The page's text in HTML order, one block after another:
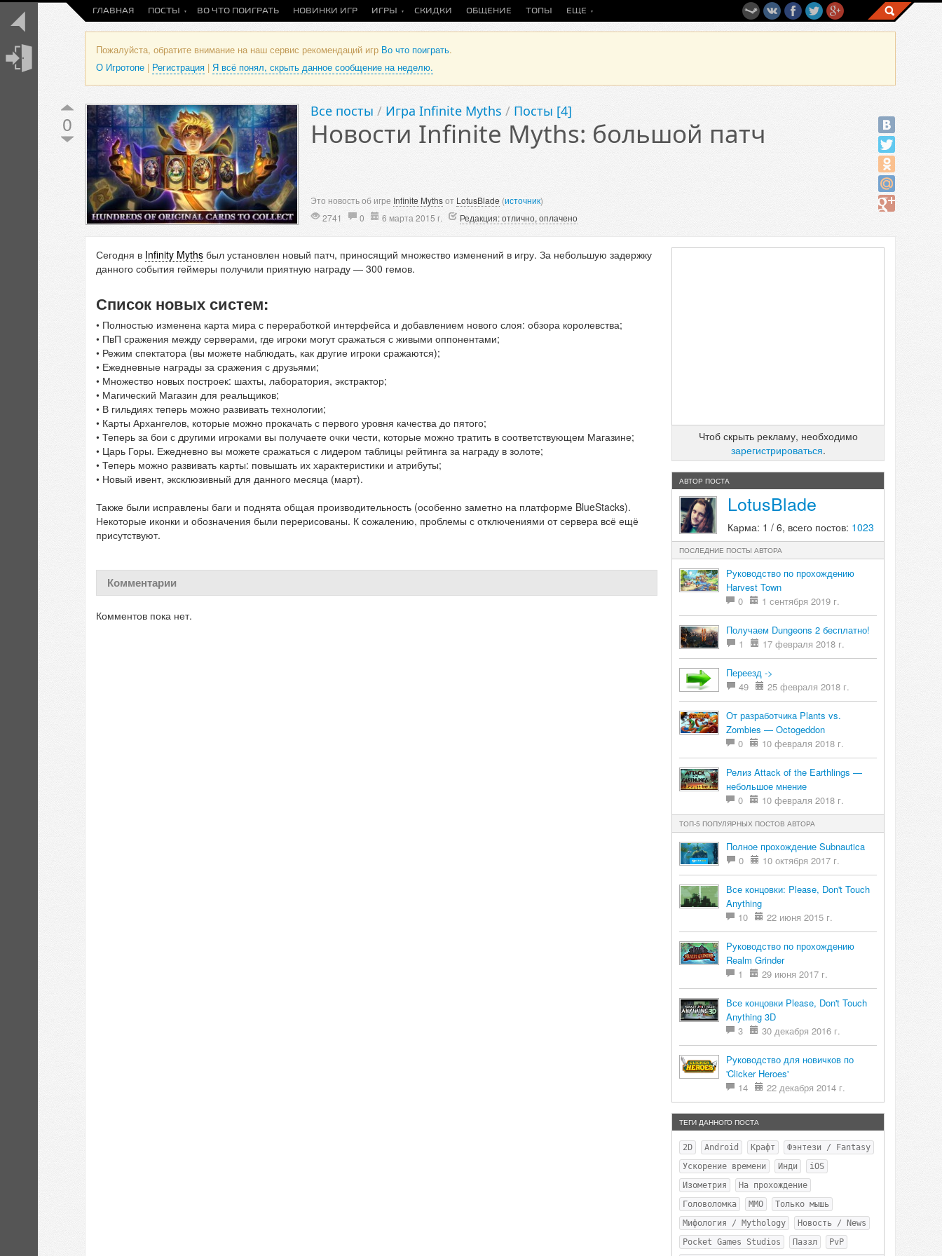
ГЛАВНАЯ ПОСТЫ ВО ЧТО ПОИГРАТЬ НОВИНКИ ИГР ИГРЫ СКИДКИ ОБЩЕНИЕ ТОПЫ ЕЩЕ
Пожалуйста, обратите внимание на наш сервис рекомендаций игр Во что поиграть.
О Игротопе | Регистрация | Я всё понял, скрыть данное сообщение на неделю.
0 Все посты / Игра Infinite Myths / Посты [4]
Новости Infinite Myths: большой патч
Это новость об игре Infinite Mythsот LotusBlade (источник)
2741
0 6 марта 2015 г. Редакция: отлично, оплачено
Сегодня в Infinity Myths был установлен новый патч, приносящий множество изменений в игру. За небольшую задержку
данного события геймеры получили приятную награду — 300 гемов.
Список новых систем:
• Полностью изменена карта мира с переработкой интерфейса и добавлением нового слоя: обзора королевства;
• ПвП сражения между серверами, где игроки могут сражаться с живыми оппонентами;
• Режим спектатора (вы можете наблюдать, как другие игроки сражаются);
• Ежедневные награды за сражения с друзьями;
• Множество новых построек: шахты, лаборатория, экстрактор;
• Магический Магазин для реальщиков;
• В гильдиях теперь можно развивать технологии;
• Карты Архангелов, которые можно прокачать с первого уровня качества до пятого;
• Теперь за бои с другими игроками вы получаете очки чести, которые можно тратить в соответствующем Магазине;
• Царь Горы. Ежедневно вы можете сражаться с лидером таблицы рейтинга за награду в золоте;
• Теперь можно развивать карты: повышать их характеристики и атрибуты;
• Новый ивент, эксклюзивный для данного месяца (март).
Также были исправлены баги и поднята общая производительность (особенно заметно на платформе BlueStacks).
Некоторые иконки и обозначения были перерисованы. К сожалению, проблемы с отключениями от сервера всё ещё
присутствуют.
Комментарии
Комментов пока нет.
Чтоб скрыть рекламу, необходимо
зарегистрироваться.
АВТОР ПОСТА
LotusBlade
Карма: 1 / 6, всего постов: 1023
ПОСЛЕДНИЕ ПОСТЫ АВТОРА
Руководство по прохождению
Harvest Town
0
1 сентября 2019 г.
Получаем Dungeons 2 бесплатно!
1
17 февраля 2018 г.
Переезд ->
49
25 февраля 2018 г.
От разработчика Plants vs.
Zombies — Octogeddon
0
10 февраля 2018 г.
Релиз Attack of the Earthlings —
небольшое мнение
0
10 февраля 2018 г.
ТОП-5 ПОПУЛЯРНЫХ ПОСТОВ АВТОРА
Полное прохождение Subnautica
0
10 октября 2017 г.
Все концовки: Please, Don't Touch
Anything
10
22 июня 2015 г.
Руководство по прохождению
Realm Grinder
1
29 июня 2017 г.
Все концовки Please, Don't Touch
Anything 3D
3
30 декабря 2016 г.
Руководство для новичков по
'Clicker Heroes'
14
22 декабря 2014 г.
ТЕГИ ДАННОГО ПОСТА
2D Android Крафт
Фэнтези / Fantasy
Ускорение времени
Инди
iOS
Изометрия
На прохождение
Головоломка
MMO
Только мышь
Мифология / Mythology
Новость / News
Pocket Games Studios
Паззл PvP